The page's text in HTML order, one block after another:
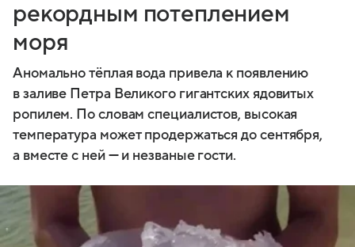
рекордным потеплением
моря
Аномально тёплая вода привела к появлению
в заливе Петра Великого гигантских ядовитых
ропилем. По словам специалистов, высокая
температура может продержаться до сентября,
а вместе с ней — и незваные гости.